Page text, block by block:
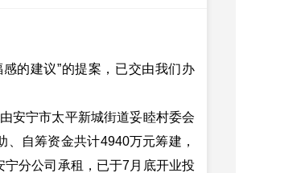
的建议”的提案，已交由我们办
安宁市太平新城街道妥睦村委会
自筹资金共计4940万元筹建，
分公司承租，已于7月底开业投